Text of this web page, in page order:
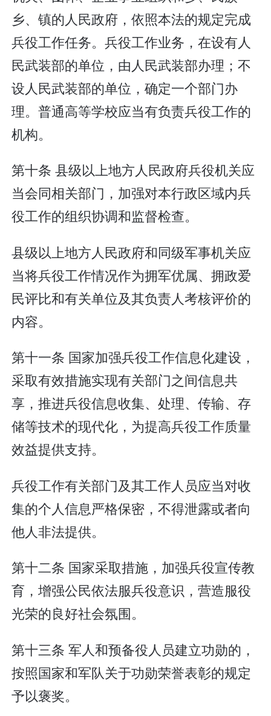
乡、镇的人民政府，依照本法的规定完成
兵役工作任务。兵役工作业务，在设有人
民武装部的单位，由人民武装部办理；不
设人民武装部的单位，确定一个部门办
理。普通高等学校应当有负责兵役工作的
机构。
第十条 县级以上地方人民政府兵役机关应
当会同相关部门，加强对本行政区域内兵
役工作的组织协调和监督检查。
县级以上地方人民政府和同级军事机关应
当将兵役工作情况作为拥军优属、拥政爱
民评比和有关单位及其负责人考核评价的
内容。
第十一条 国家加强兵役工作信息化建设，
采取有效措施实现有关部门之间信息共
享，推进兵役信息收集、处理、传输、存
储等技术的现代化，为提高兵役工作质量
效益提供支持。
兵役工作有关部门及其工作人员应当对收
集的个人信息严格保密，不得泄露或者向
他人非法提供。
第十二条 国家采取措施，加强兵役宣传教
育，增强公民依法服兵役意识，营造服役
光荣的良好社会氛围。
第十三条 军人和预备役人员建立功勋的，
按照国家和军队关于功勋荣誉表彰的规定
予以褒奖。